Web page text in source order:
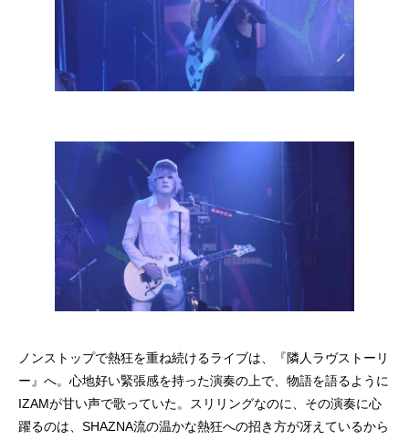
ノンストップで熱狂を重ね続けるライブは、『隣人ラヴストーリ
ー』へ。心地好い緊張感を持った演奏の上で、物語を語るように
IZAMが甘い声で歌っていた。スリリングなのに、その演奏に心
躍るのは、SHAZNA流の温かな熱狂への招き方が冴えているから